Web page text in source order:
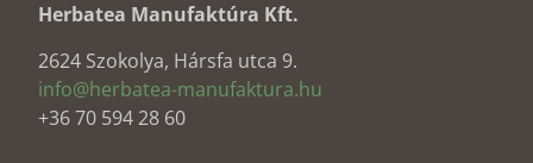
Herbatea Manufaktúra Kft.
2624 Szokolya, Hársfa utca 9.
info@herbatea-manufaktura.hu
+36 70 594 28 60